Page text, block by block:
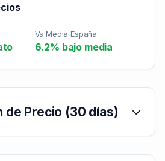
Vs Media España
6.2% bajo media
de Precio (30 días)